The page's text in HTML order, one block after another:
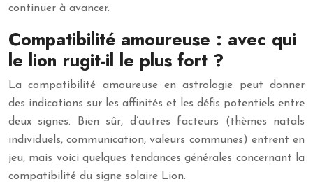
continuer à avancer.
Compatibilité amoureuse : avec qui
le lion rugit-il le plus fort ?
La compatibilité amoureuse en astrologie peut donner
des indications sur les affinités et les défis potentiels entre
deux signes. Bien sûr, d’autres facteurs (thèmes natals
individuels, communication, valeurs communes) entrent en
jeu, mais voici quelques tendances générales concernant la
compatibilité du signe solaire Lion.